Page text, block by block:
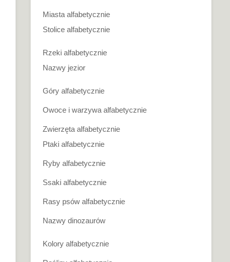
Miasta alfabetycznie
Stolice alfabetycznie
Rzeki alfabetycznie
Nazwy jezior
Góry alfabetycznie
Owoce i warzywa alfabetycznie
Zwierzęta alfabetycznie
Ptaki alfabetycznie
Ryby alfabetycznie
Ssaki alfabetycznie
Rasy psów alfabetycznie
Nazwy dinozaurów
Kolory alfabetycznie